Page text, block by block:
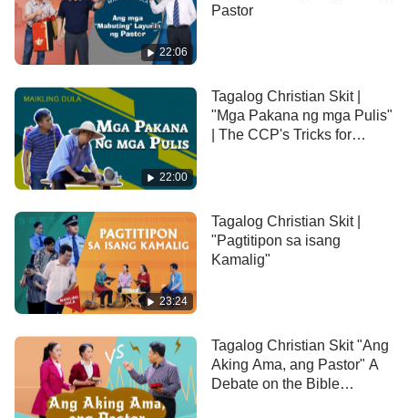
Masasalubong kaya nila ang Panginoon sa huli?
Para malaman, panoorin ang Alam N'yo Ba ang
Tungkol sa Kidlat ng Silangan?
22:06
Pastor
22:00
Tagalog Christian Skit |
"Mga Pakana ng mga Pulis"
| The CCP's Tricks for
23:24
Tagalog Christian Skit |
"Pagtitipon sa isang
Kamalig"
Tagalog Christian Skit "Ang
Aking Ama, ang Pastor" A
Debate on the Bible